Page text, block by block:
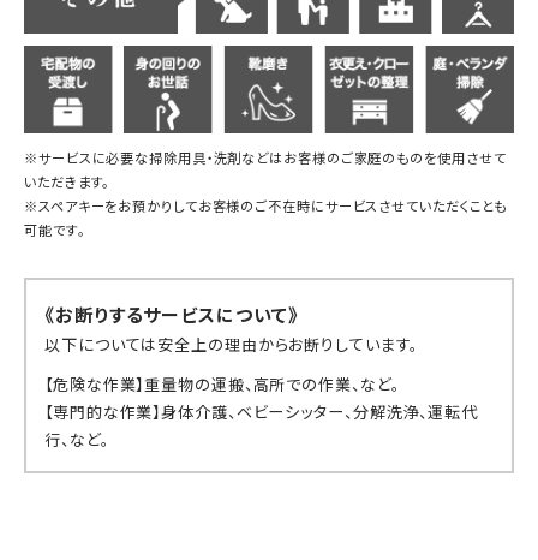
※サービスに必要な掃除用具・洗剤などはお客様のご家庭のものを使用させて
いただきます。
※スペアキーをお預かりしてお客様のご不在時にサービスさせていただくことも
可能です。
《お断りするサービスについて》
以下については安全上の理由からお断りしています。
【危険な作業】重量物の運搬、高所での作業、など。
【専門的な作業】身体介護、ベビーシッター、分解洗浄、運転代
行、など。